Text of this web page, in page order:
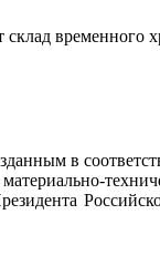
временного
в